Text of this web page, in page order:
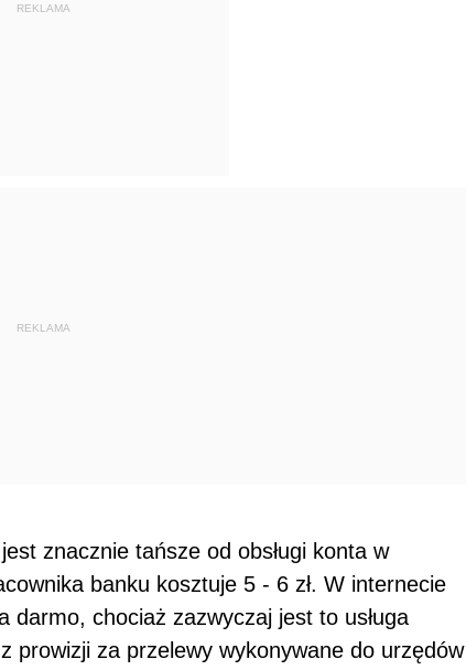
REKLAMA
REKLAMA
znacznie tańsze od obsługi konta w
banku kosztuje 5 - 6 zł. W internecie
chociaż zazwyczaj jest to usługa
prowizji za przelewy wykonywane do urzędów